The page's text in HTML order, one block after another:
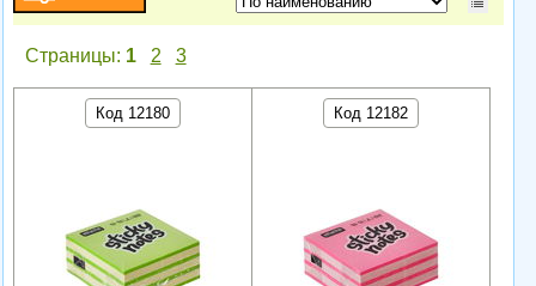
Страницы: 1 2 3
Код 12180 Код 12182